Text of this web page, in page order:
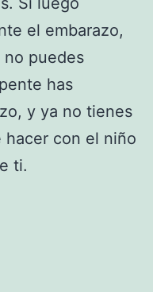
el embarazo,
no puedes
has
y ya no tienes
hacer con el niño
ti.